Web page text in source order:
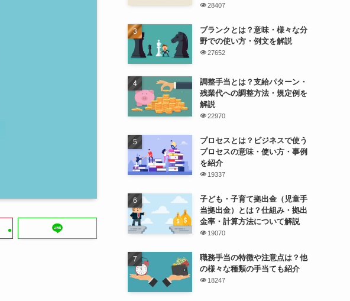
28407
ブランクとは？意味・様々な分
野での使い方・例文を解説
27652
調整手当とは？支給パターン・
残業代への調整方法・規定例を
解説
22970
プロセスとは？ビジネスで使う
プロセスの意味・使い方・事例
を紹介
19337
子ども・子育て拠出金（児童手
当拠出金）とは？仕組み・拠出
金率・計算方法について解説
19070
職務手当の特徴や注意点は？他
の様々な種類の手当ても紹介
18247